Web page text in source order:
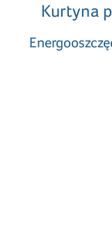
Kurtyna